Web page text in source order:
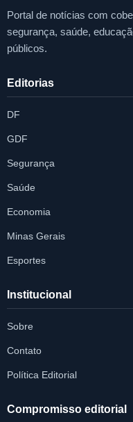
Portal de notícias com
segurança, saúde,
públicos.
Editorias
DF
GDF
Segurança
Saúde
Economia
Minas Gerais
Esportes
Institucional
Sobre
Contato
Política Editorial
Compromisso editorial